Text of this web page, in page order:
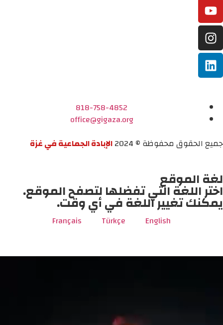
818-758-4852
office@gigaza.org
جميع الحقوق محفوظة © 2024
الإبادة الجماعية في غزة
لغة الموقع
اختر اللغة التي تفضلها لتصفح الموقع.
يمكنك تغيير اللغة في أي وقت.
English
Türkçe
Français